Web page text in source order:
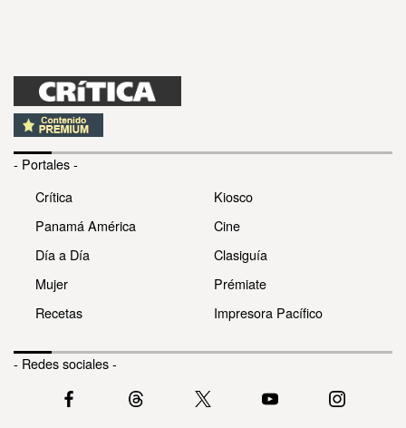
- Portales -
Crítica
Panamá América
Día a Día
Mujer
Recetas
Kiosco
Cine
Clasiguía
Prémiate
Impresora Pacífico
- Redes sociales -